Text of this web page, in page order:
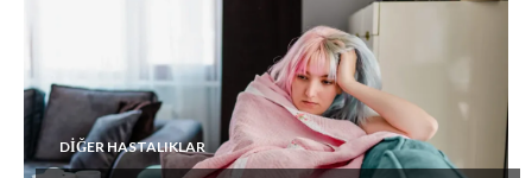
DIĞER HASTALIKLAR